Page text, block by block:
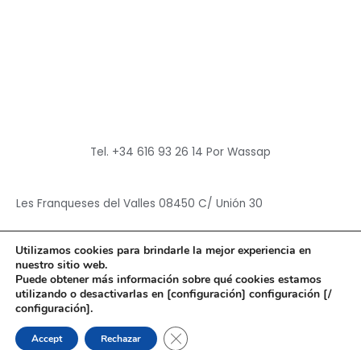
Tel. +34 616 93 26 14 Por Wassap
Les Franqueses del Valles 08450 C/ Unión 30
Copyright © 2026Hun Yuan Chen
Powered byHun Yuan Chen
Utilizamos cookies para brindarle la mejor experiencia en
nuestro sitio web.
Puede obtener más información sobre qué cookies estamos
utilizando o desactivarlas en [configuración] configuración [/
configuración].
Accept Rechazar CERRAR EL BANNER DE